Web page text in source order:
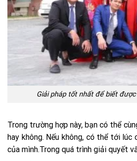
Giải pháp tốt nhất để biết
Trong trường hợp này, bạn có thể
hay không. Nếu không, có thể tới
của mình.Trong quá trình giải quyết